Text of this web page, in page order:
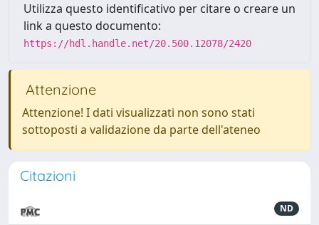
Utilizza questo identificativo per citare o creare un
link a questo documento:
https://hdl.handle.net/20.500.12078/2420
Attenzione
Attenzione! I dati visualizzati non sono stati
sottoposti a validazione da parte dell'ateneo
Citazioni
ND